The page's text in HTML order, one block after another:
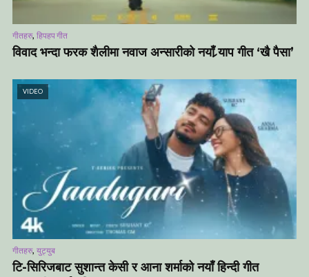
गीतहरु, हिपहप गीत
विवाद भन्दा फरक शैलीमा नवाज अन्सारीको नयाँ र्‍याप गीत ‘खै पैसा’
VIDEO
गीतहरु, युट्युब
टि-सिरिजबाट सुशान्त केसी र आना शर्माको नयाँ हिन्दी गीत